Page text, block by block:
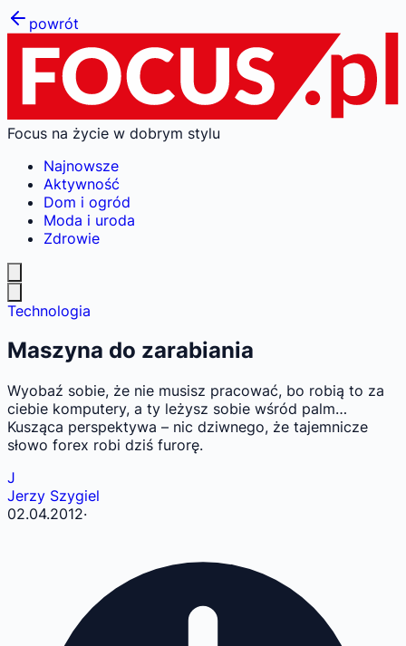
powrót
Focus na życie w dobrym stylu
Najnowsze
Aktywność
Dom i ogród
Moda i uroda
Zdrowie
Technologia
Maszyna do zarabiania
Wyobaź sobie, że nie musisz pracować, bo robią to za
ciebie komputery, a ty leżysz sobie wśród palm…
Kusząca perspektywa – nic dziwnego, że tajemnicze
słowo forex robi dziś furorę.
J
Jerzy Szygiel
02.04.2012·